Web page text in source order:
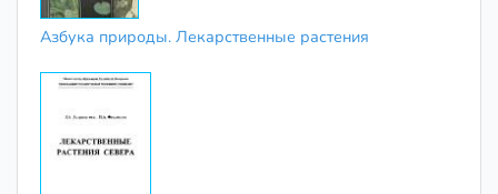
Азбука природы. Лекарственные растения